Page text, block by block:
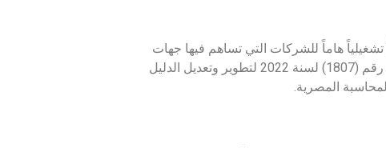
تشغيلياً هاماً للشركات التي تساهم فيها جهات
حكومية بنسبة تزيد على 25%. صدر قرار رئيس الجهاز المركزي للمحاسبات رقم (1807) لسنة 2022 لتطوير وتعديل الدليل
المصرية.